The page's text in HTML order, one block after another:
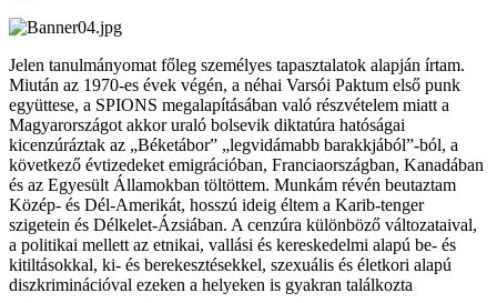
Jelen tanulmányomat főleg személyes tapasztalatok alapján írtam.
Miután az 1970-es évek végén, a néhai Varsói Paktum első punk
együttese, a SPIONS megalapításában való részvételem miatt a
Magyarországot akkor uraló bolsevik diktatúra hatóságai
kicenzúráztak az „Béketábor” „legvidámabb barakkjából”-ból, a
következő évtizedeket emigrációban, Franciaországban, Kanadában
és az Egyesült Államokban töltöttem. Munkám révén beutaztam
Közép- és Dél-Amerikát, hosszú ideig éltem a Karib-tenger
szigetein és Délkelet-Ázsiában. A cenzúra különböző változataival,
a politikai mellett az etnikai, vallási és kereskedelmi alapú be- és
kitiltásokkal, ki- és berekesztésekkel, szexuális és életkori alapú
diszkriminációval ezeken a helyeken is gyakran találkozta